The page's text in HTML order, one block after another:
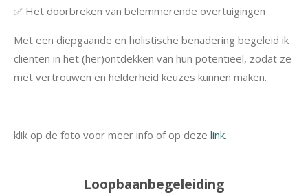
✅ Het doorbreken van belemmerende overtuigingen
Met een diepgaande en holistische benadering begeleid ik
cliënten in het (her)ontdekken van hun potentieel, zodat ze
met vertrouwen en helderheid keuzes kunnen maken.
klik op de foto voor meer info of op deze link.
Loopbaanbegeleiding